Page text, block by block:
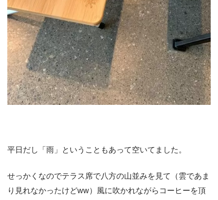
平日だし「雨」ということもあって空いてました。
せっかくなのでテラス席で八方の山並みを見て（雲であま
り見れなかったけどww）風に吹かれながらコーヒーを頂